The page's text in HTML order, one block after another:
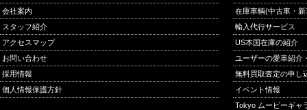
会社案内
スタッフ紹介
アクセスマップ
お問い合わせ
採用情報
個人情報保護方針
在庫車輌(中古車・
輸入代行サービス
US本国在庫の紹介
ユーザーの愛車紹介
無料買取査定の申し
イベント情報
Tokyo ムービーギャ